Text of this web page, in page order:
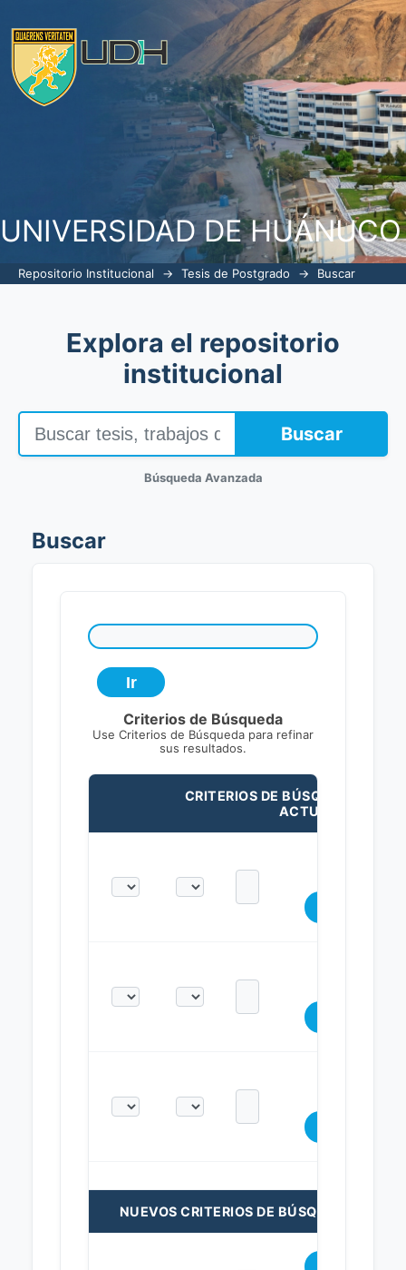
UNIVERSIDAD DE HUÁNUCO
Repositorio Institucional → Tesis de Postgrado → Buscar
Explora el repositorio
institucional
Buscar
Búsqueda Avanzada
Buscar
Criterios de Búsqueda
Use Criterios de Búsqueda para refinar
sus resultados.
CRITERIOS DE BÚSQUEDA
ACTUALES:
NUEVOS CRITERIOS DE BÚSQUEDA: